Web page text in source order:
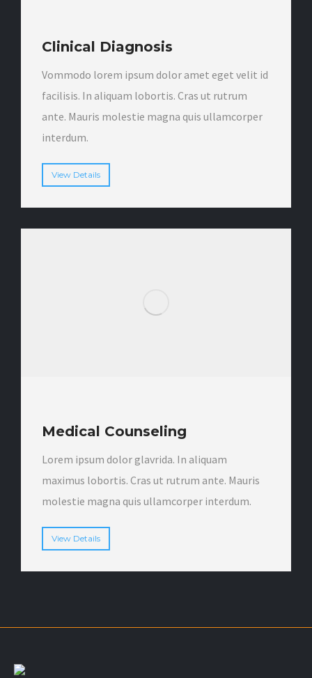
Clinical Diagnosis
Vommodo lorem ipsum dolor amet eget velit id
facilisis. In aliquam lobortis. Cras ut rutrum
ante. Mauris molestie magna quis ullamcorper
interdum.
View Details
Medical Counseling
Lorem ipsum dolor glavrida. In aliquam
maximus lobortis. Cras ut rutrum ante. Mauris
molestie magna quis ullamcorper interdum.
View Details